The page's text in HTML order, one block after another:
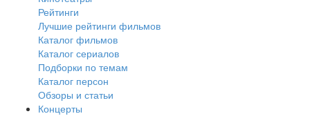
Рейтинги
Лучшие рейтинги фильмов
Каталог фильмов
Каталог сериалов
Подборки по темам
Каталог персон
Обзоры и статьи
Концерты